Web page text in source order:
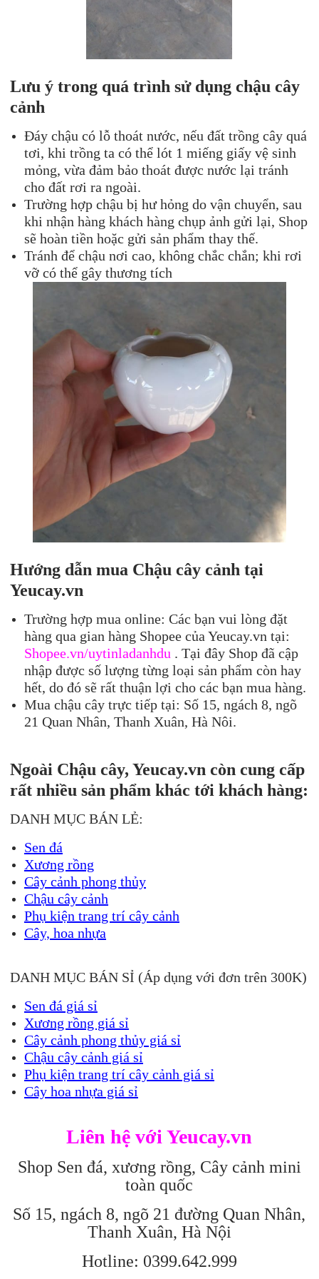
Lưu ý trong quá trình sử dụng chậu cây
cảnh
Đáy chậu có lỗ thoát nước, nếu đất trồng cây quá
tơi, khi trồng ta có thể lót 1 miếng giấy vệ sinh
mỏng, vừa đảm bảo thoát được nước lại tránh
cho đất rơi ra ngoài.
Trường hợp chậu bị hư hỏng do vận chuyển, sau
khi nhận hàng khách hàng chụp ảnh gửi lại, Shop
sẽ hoàn tiền hoặc gửi sản phẩm thay thế.
Tránh để chậu nơi cao, không chắc chắn; khi rơi
vỡ có thể gây thương tích
Hướng dẫn mua Chậu cây cảnh tại
Yeucay.vn
Trường hợp mua online: Các bạn vui lòng đặt
hàng qua gian hàng Shopee của Yeucay.vn tại:
Shopee.vn/uytinladanhdu . Tại đây Shop đã cập
nhập được số lượng từng loại sản phẩm còn hay
hết, do đó sẽ rất thuận lợi cho các bạn mua hàng.
Mua chậu cây trực tiếp tại: Số 15, ngách 8, ngõ
21 Quan Nhân, Thanh Xuân, Hà Nôi.
Ngoài Chậu cây, Yeucay.vn còn cung cấp
rất nhiều sản phẩm khác tới khách hàng:
DANH MỤC BÁN LẺ:
Sen đá
Xương rồng
Cây cảnh phong thủy
Chậu cây cảnh
Phụ kiện trang trí cây cảnh
Cây, hoa nhựa
DANH MỤC BÁN SỈ (Áp dụng với đơn trên 300K)
Sen đá giá sỉ
Xương rồng giá sỉ
Cây cảnh phong thủy giá sỉ
Chậu cây cảnh giá sỉ
Phụ kiện trang trí cây cảnh giá sỉ
Cây hoa nhựa giá sỉ
Liên hệ với Yeucay.vn
Shop Sen đá, xương rồng, Cây cảnh mini
toàn quốc
Số 15, ngách 8, ngõ 21 đường Quan Nhân,
Thanh Xuân, Hà Nội
Hotline: 0399.642.999